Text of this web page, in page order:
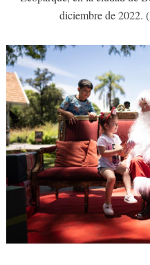
diciembre de 2022.